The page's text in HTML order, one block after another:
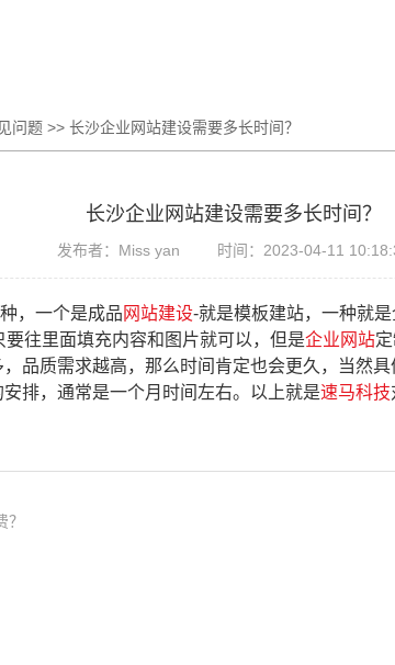
问题 >> 长沙企业网站建设需要多长时间？
长沙企业网站建设需要多长时间？
发布者：Miss yan 时间：2023-04-11
，一个是成品 网站建设-就是模板建站，一种就是
往里面填充内容和图片就可以，但是企业网站定
品质需求越高，那么时间肯定也会更久，当然
排，通常是一个月时间左右。以上就是速马科技